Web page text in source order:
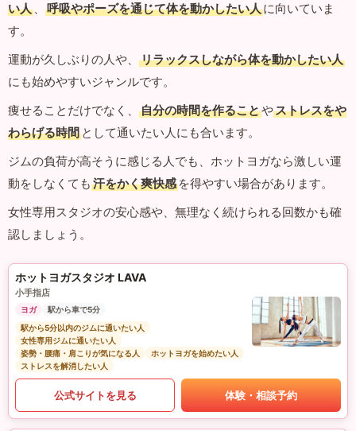
い人 、 呼吸やポーズを通じて体を動かしたい人に向いていま
す。
運動が久しぶりの人や、
リラックスしながら体を動かしたい人
にも始めやすいジャンルです。
痩せることだけでなく、
自分の時間を作ることやストレスをや
わらげる時間 として通いたい人にも合います。
ジムの負荷が高そうに感じる人でも、ホットヨガなら激しい運
動をしなくても 汗をかく爽快感 を得やすい場合があります。
女性専用スタジオの安心感や、無理なく続けられる回数かも確
認しましょう。
ホットヨガスタジオ LAVA
小手指店
ヨガ
駅から車で5分
駅から5分以内のジムに通いたい人
女性専用ジムに通いたい人
姿勢・腰痛・肩こりが気になる人
ホットヨガを始めたい人
ストレスを解消したい人
公式サイトを見る 体験・相談予約